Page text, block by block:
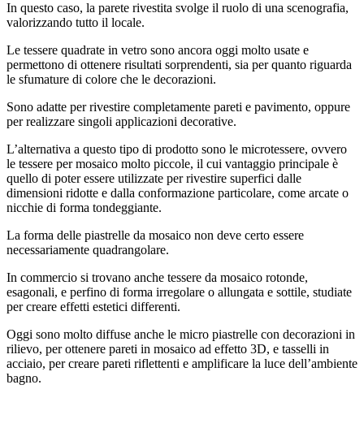
In questo caso, la parete rivestita svolge il ruolo di una scenografia,
valorizzando tutto il locale.
Le tessere quadrate in vetro sono ancora oggi molto usate e
permettono di ottenere risultati sorprendenti, sia per quanto riguarda
le sfumature di colore che le decorazioni.
Sono adatte per rivestire completamente pareti e pavimento, oppure
per realizzare singoli applicazioni decorative.
L’alternativa a questo tipo di prodotto sono le microtessere, ovvero
le tessere per mosaico molto piccole, il cui vantaggio principale è
quello di poter essere utilizzate per rivestire superfici dalle
dimensioni ridotte e dalla conformazione particolare, come arcate o
nicchie di forma tondeggiante.
La forma delle piastrelle da mosaico non deve certo essere
necessariamente quadrangolare.
In commercio si trovano anche tessere da mosaico rotonde,
esagonali, e perfino di forma irregolare o allungata e sottile, studiate
per creare effetti estetici differenti.
Oggi sono molto diffuse anche le micro piastrelle con decorazioni in
rilievo, per ottenere pareti in mosaico ad effetto 3D, e tasselli in
acciaio, per creare pareti riflettenti e amplificare la luce dell’ambiente
bagno.